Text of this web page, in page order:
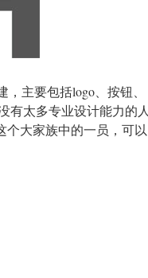
主要包括logo、按钮、
有太多专业设计能力的人
个大家族中的一员，可以